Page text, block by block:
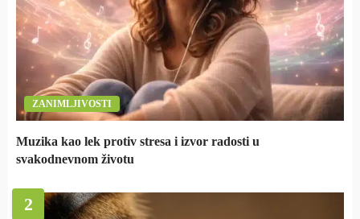
ZANIMLJIVOSTI
Muzika kao lek protiv stresa i izvor radosti u
svakodnevnom životu
2